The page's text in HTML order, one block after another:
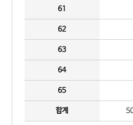
61
62
63
64
65
합계